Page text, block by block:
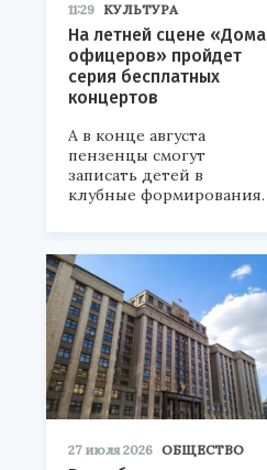
11:29 КУЛЬТУРА
На летней сцене «Дома
офицеров» пройдет
серия бесплатных
концертов
А в конце августа
пензенцы смогут
записать детей в
клубные формирования.
27 июля 2026 ОБЩЕСТВО